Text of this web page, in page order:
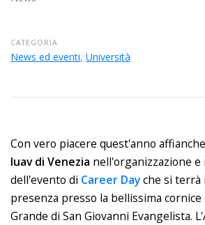
CATEGORIA
News ed eventi, Università
Con vero piacere quest'anno
Iuav di Venezia nell'organizzazione
dell'evento di Career Dayche si terrà
presenza presso la bellissima cornice
Grande di San Giovanni Evangelista.